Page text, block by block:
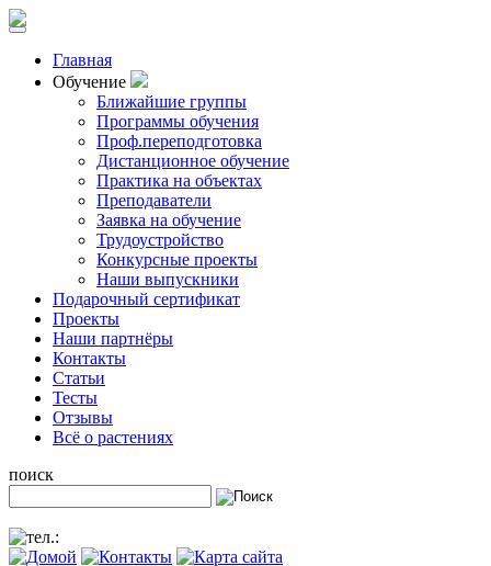
Главная
Обучение
Ближайшие группы
Программы обучения
Проф.переподготовка
Дистанционное обучение
Практика на объектах
Преподаватели
Заявка на обучение
Трудоустройство
Конкурсные проекты
Наши выпускники
Подарочный сертификат
Проекты
Наши партнёры
Контакты
Статьи
Тесты
Отзывы
Всё о растениях
поиск